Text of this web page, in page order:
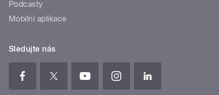
Podcasty
Mobilní aplikace
Sledujte nás